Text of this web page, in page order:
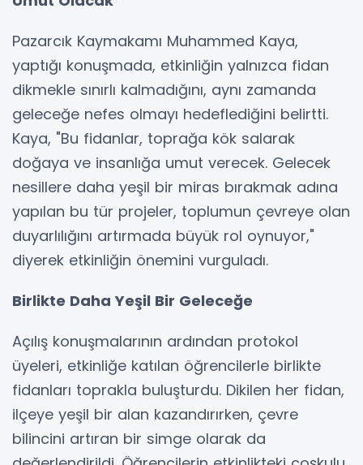
Pazarcık Kaymakamı Muhammed Kaya,
yaptığı konuşmada, etkinliğin yalnızca fidan
dikmekle sınırlı kalmadığını, aynı zamanda
geleceğe nefes olmayı hedeflediğini belirtti.
Kaya, "Bu fidanlar, toprağa kök salarak
doğaya ve insanlığa umut verecek. Gelecek
nesillere daha yeşil bir miras bırakmak adına
yapılan bu tür projeler, toplumun çevreye olan
duyarlılığını artırmada büyük rol oynuyor,"
diyerek etkinliğin önemini vurguladı.
Birlikte Daha Yeşil Bir Geleceğe
Açılış konuşmalarının ardından protokol
üyeleri, etkinliğe katılan öğrencilerle birlikte
fidanları toprakla buluşturdu. Dikilen her fidan,
ilçeye yeşil bir alan kazandırırken, çevre
bilincini artıran bir simge olarak da